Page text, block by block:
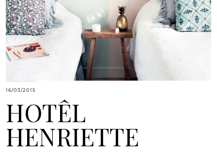
16/03/2015
HOTÊL
HENRIETTE